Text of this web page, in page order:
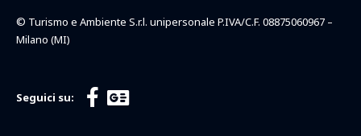
Seguici su:
© Turismo e Ambiente S.r.l. unipersonale P.IVA/C.F. 08875060967 –
Milano (MI)